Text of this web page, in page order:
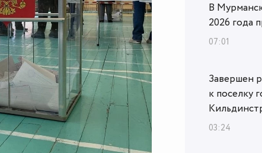
В
2026 года
07:01
Завершен
к поселку
03:24